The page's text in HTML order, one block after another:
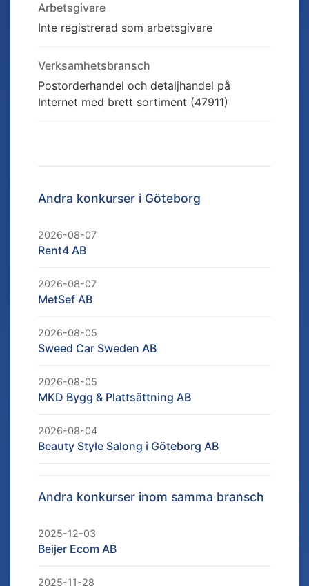
Arbetsgivare
Inte registrerad som arbetsgivare
Verksamhetsbransch
Postorderhandel och detaljhandel på
Internet med brett sortiment (47911)
Andra konkurser i Göteborg
2026-08-07
Rent4 AB
2026-08-07
MetSef AB
2026-08-05
Sweed Car Sweden AB
2026-08-05
MKD Bygg & Plattsättning AB
2026-08-04
Beauty Style Salong i Göteborg AB
Andra konkurser inom samma bransch
2025-12-03
Beijer Ecom AB
2025-11-28